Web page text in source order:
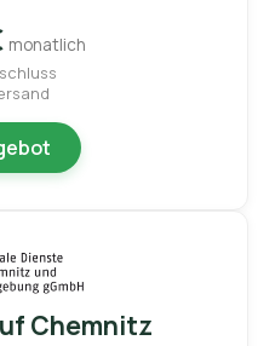
monatlich
Chemnitz